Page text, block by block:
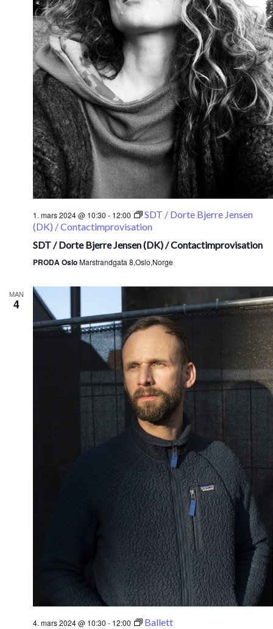
1. mars 2024 @ 10:30 - 12:00
SDT / Dorte Bjerre Jensen
(DK) / Contactimprovisation
SDT / Dorte Bjerre Jensen (DK) / Contactimprovisation
PRODA OsloMarstrandgata 8,Oslo,Norge
MAN
4
4. mars 2024 @ 10:30 - 12:00
Ballett